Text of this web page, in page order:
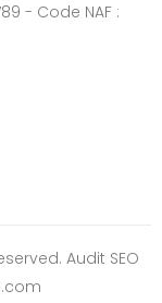
- Code NAF :
Audit SEO